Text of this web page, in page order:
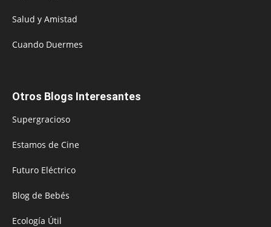
Salud y Amistad
Cuando Duermes
Otros Blogs Interesantes
Supergracioso
Estamos de Cine
Futuro Eléctrico
Blog de Bebés
Ecología Útil